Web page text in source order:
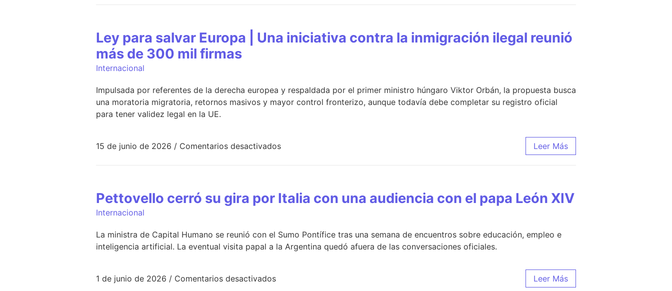
Ley para salvar Europa | Una iniciativa contra la inmigración ilegal reunió
más de 300 mil firmas
Internacional
Impulsada por referentes de la derecha europea y respaldada por el primer ministro húngaro Viktor Orbán, la propuesta busca
una moratoria migratoria, retornos masivos y mayor control fronterizo, aunque todavía debe completar su registro oficial
para tener validez legal en la UE.
15 de junio de 2026 / Comentarios desactivados Leer Más
Pettovello cerró su gira por Italia con una audiencia con el papa León XIV
Internacional
La ministra de Capital Humano se reunió con el Sumo Pontífice tras una semana de encuentros sobre educación, empleo e
inteligencia artificial. La eventual visita papal a la Argentina quedó afuera de las conversaciones oficiales.
1 de junio de 2026 / Comentarios desactivados Leer Más